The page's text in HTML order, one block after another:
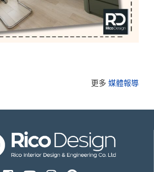
更多 媒體報導